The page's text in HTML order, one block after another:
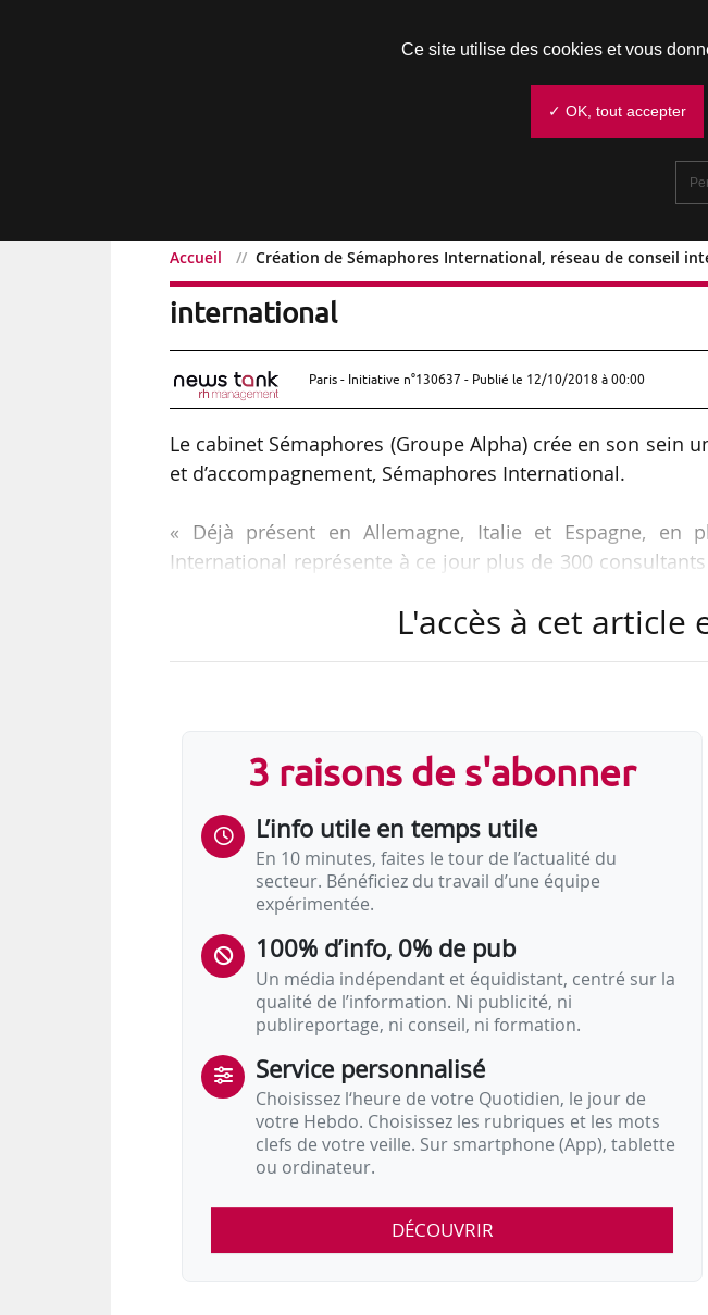
Accueil Création de Sémaphores International, réseau de conseil
Création de Sémaphores International,
international
Paris - Initiative n°130637 - Publié le 12/10/2018 à 00:00
Le cabinet Sémaphores (Groupe Alpha) crée en son sein
et d’accompagnement, Sémaphores International.
« Déjà présent en Allemagne, Italie et Espagne, en
International représente à ce jour plus de 300
grandes zones économiques où les besoins
Orienté vers les entreprises et structures publiques,
• Soutien à la préparation et à la mise en œuvre de
• Outplacement…
L'accès à cet article
3 raisons de s'abonner
L’info utile en temps utile
En 10 minutes, faites le tour de l’actualité du
secteur. Bénéficiez du travail d’une équipe
expérimentée.
100% d’info, 0% de pub
Un média indépendant et équidistant, centré sur la
qualité de l’information. Ni publicité, ni
publireportage, ni conseil, ni formation.
Service personnalisé
Choisissez l‘heure de votre Quotidien, le jour de
votre Hebdo. Choisissez les rubriques et les mots
clefs de votre veille. Sur smartphone (App), tablette
ou ordinateur.
DÉCOUVRIR
Ce site utilise des cookies et vous
✓ OK, tout accepter